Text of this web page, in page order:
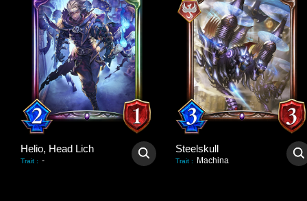
Helio, Head Lich
Trait : -
Steelskull
Trait : Machina